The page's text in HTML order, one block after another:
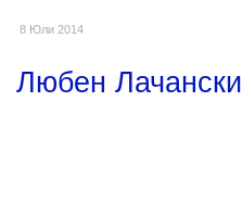
8 Юли 2014
Любен Лачански